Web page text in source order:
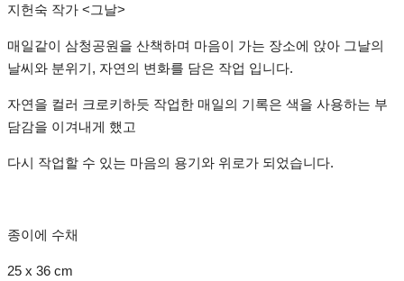
지헌숙 작가 <그날>
매일같이 삼청공원을 산책하며 마음이 가는 장소에 앉아 그날의
날씨와 분위기, 자연의 변화를 담은 작업 입니다.
자연을 컬러 크로키하듯 작업한 매일의 기록은 색을 사용하는 부
담감을 이겨내게 했고
다시 작업할 수 있는 마음의 용기와 위로가 되었습니다.
종이에 수채
25 x 36 cm